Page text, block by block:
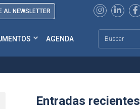
AL NEWSLETTER
AGENDA
Entradas recientes